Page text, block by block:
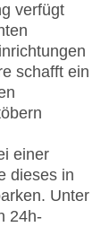
verfügt
schafft ein
einer
dieses in
Unter
24h-